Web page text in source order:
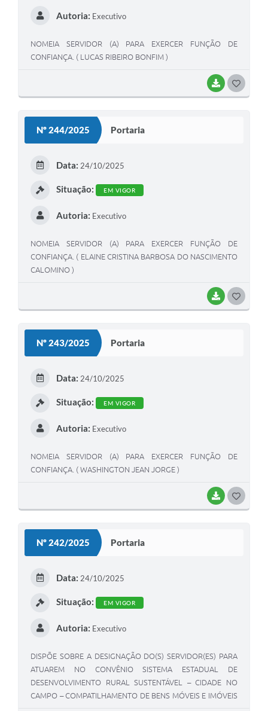
BAIXAR
Autoria: Executivo
NOMEIA SERVIDOR (A) PARA EXERCER FUNÇÃO DE
CONFIANÇA. ( LUCAS RIBEIRO BONFIM )
Nº 244/2025 Portaria
BAIXAR
Data: 24/10/2025
Situação: EM VIGOR
Autoria: Executivo
NOMEIA SERVIDOR (A) PARA EXERCER FUNÇÃO DE
CONFIANÇA. ( ELAINE CRISTINA BARBOSA DO NASCIMENTO
CALOMINO )
Nº 243/2025 Portaria
BAIXAR
Data: 24/10/2025
Situação: EM VIGOR
Autoria: Executivo
NOMEIA SERVIDOR (A) PARA EXERCER FUNÇÃO DE
CONFIANÇA. ( WASHINGTON JEAN JORGE )
Nº 242/2025 Portaria
Data: 24/10/2025
Situação: EM VIGOR
Autoria: Executivo
DISPÕE SOBRE A DESIGNAÇÃO DO(S) SERVIDOR(ES) PARA
ATUAREM NO CONVÊNIO SISTEMA ESTADUAL DE
DESENVOLVIMENTO RURAL SUSTENTÁVEL – CIDADE NO
CAMPO – COMPATILHAMENTO DE BENS MÓVEIS E IMÓVEIS